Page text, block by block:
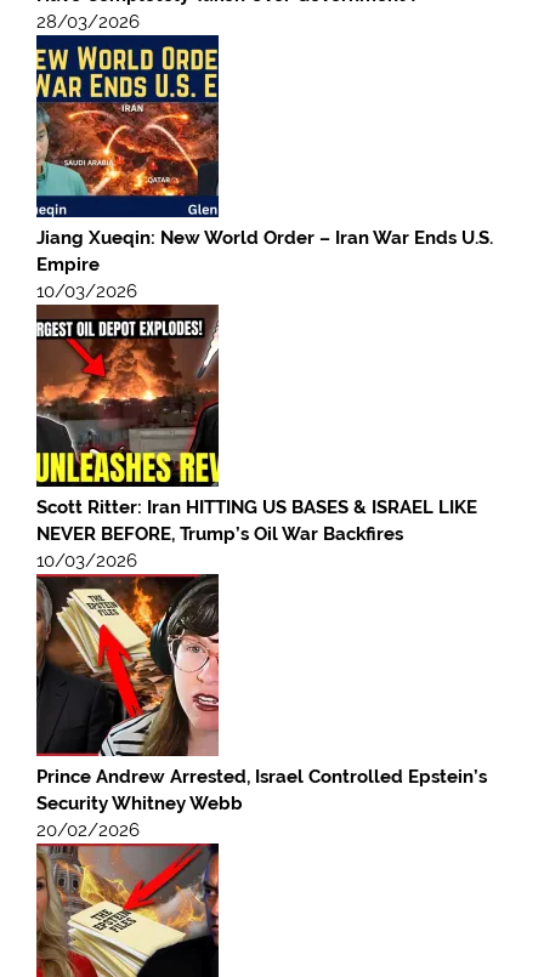
28/03/2026
Jiang Xueqin: New World Order – Iran War Ends U.S.
Empire
10/03/2026
Scott Ritter: Iran HITTING US BASES & ISRAEL LIKE
NEVER BEFORE, Trump’s Oil War Backfires
10/03/2026
Prince Andrew Arrested, Israel Controlled Epstein’s
Security Whitney Webb
20/02/2026